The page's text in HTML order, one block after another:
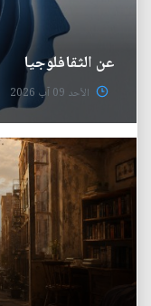
عن الثقافلوجيا
الأحد 09 آب 2026